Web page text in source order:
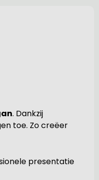
. Dankzij
toe. Zo creëer
presentatie